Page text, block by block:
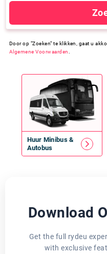
Door op "Zoeken" te klikken, gaat u
Algemene Voorwaarden
Huur Minibus&
Autobus
Download
Get the full rydeu
with exclusive